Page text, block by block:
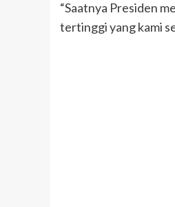
“Saatnya Presiden
tertinggi yang kami